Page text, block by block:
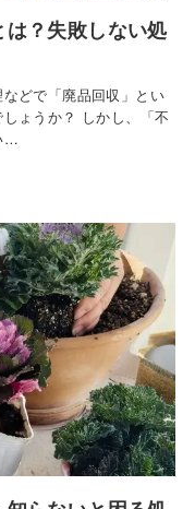
？失敗しない処
どで「廃品回収」とい
ょうか？ しかし、「不
…